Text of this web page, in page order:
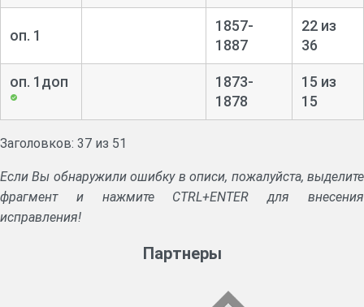
Формулярные списки чиновников.
оп. 1
1857-
1887
22 из
36
оп. 1доп
1873-
1878
15 из
15
Заголовков: 37 из 51
Если Вы обнаружили ошибку в описи, пожалуйста, выделите
фрагмент и нажмите CTRL+ENTER для внесения
исправления!
Партнеры